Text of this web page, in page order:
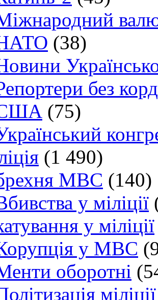
(38)
без
(75)
(1 490)
МВС (140)
у міліції
у міліції
у МВС
оборотні
міліції